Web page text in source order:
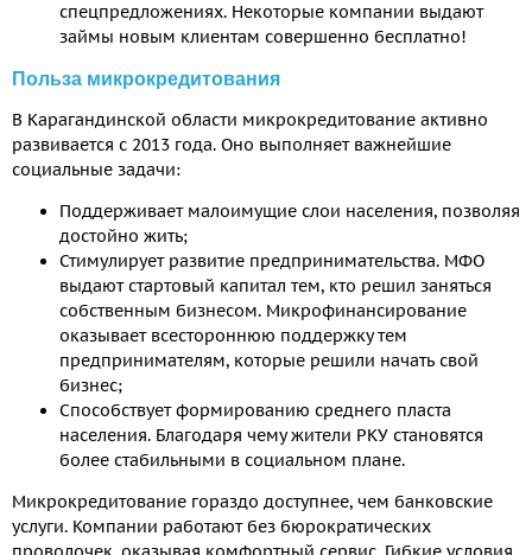
спецпредложениях. Некоторые компании выдают
займы новым клиентам совершенно бесплатно!
Польза микрокредитования
В Карагандинской области микрокредитование активно
развивается с 2013 года. Оно выполняет важнейшие
социальные задачи:
Поддерживает малоимущие слои населения, позволяя
достойно жить;
Стимулирует развитие предпринимательства. МФО
выдают стартовый капитал тем, кто решил заняться
собственным бизнесом. Микрофинансирование
оказывает всестороннюю поддержку тем
предпринимателям, которые решили начать свой
бизнес;
Способствует формированию среднего пласта
населения. Благодаря чему жители РКУ становятся
более стабильными в социальном плане.
Микрокредитование гораздо доступнее, чем банковские
услуги. Компании работают без бюрократических